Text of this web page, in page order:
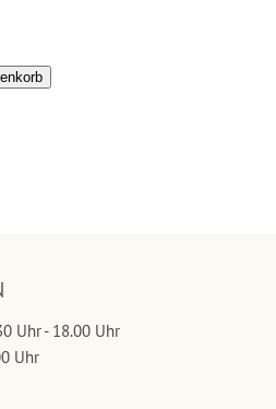
Uhr - 18.00 Uhr
Uhr